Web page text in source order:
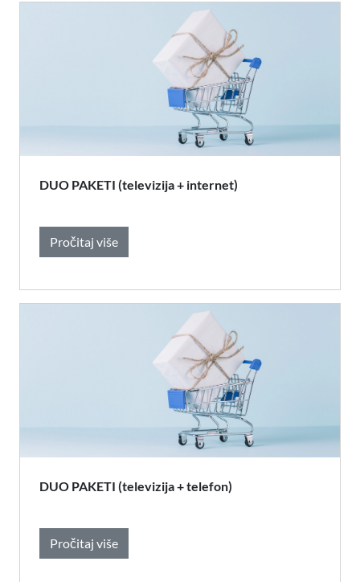
DUO PAKETI (televizija + internet)
Pročitaj više
DUO PAKETI (televizija + telefon)
Pročitaj više